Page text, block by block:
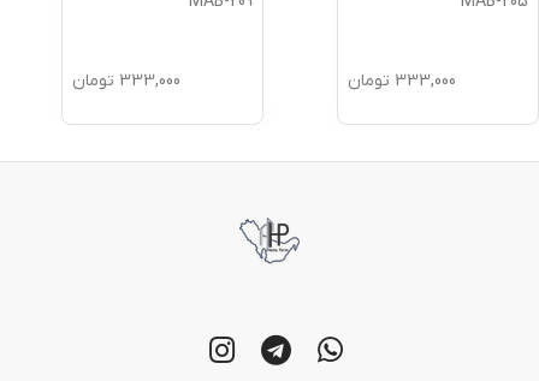
333,000 تومان 333,000 تومان